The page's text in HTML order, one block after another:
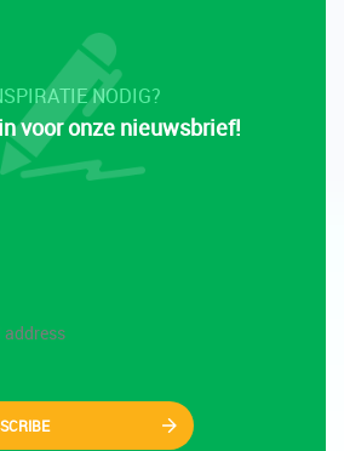
NODIG?
voor onze nieuwsbrief!